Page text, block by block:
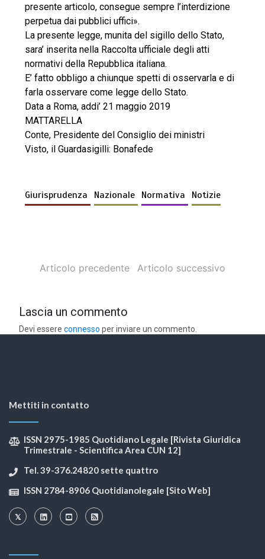
presente articolo, consegue sempre l’interdizione
perpetua dai pubblici uffici».
La presente legge, munita del sigillo dello Stato,
sara’ inserita nella Raccolta ufficiale degli atti
normativi della Repubblica italiana.
E’ fatto obbligo a chiunque spetti di osservarla e di
farla osservare come legge dello Stato.
Data a Roma, addi’ 21 maggio 2019
MATTARELLA
Conte, Presidente del Consiglio dei ministri
Visto, il Guardasigilli: Bonafede
Giurisprudenza Nazionale Normativa Notizie
Articolo precedente Articolo successivo
Lascia un commento
Devi essereconnesso per inviare un commento.
Mettiti in contatto
ISSN 2975-1985 Quotidiano Legale [Rivista Giuridica
Trimestrale - Scientifica Area CUN 12]
Tel. 39-376.24820 sette quattro
ISSN 2784-8906 Quotidianolegale [Sito Web]